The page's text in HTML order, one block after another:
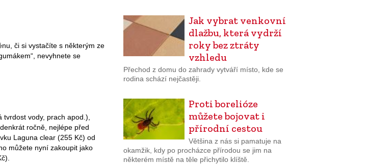
či si vystačíte s některým ze
nevyhnete se
vody, prach apod.),
ročně, nejlépe před
Laguna clear (255 Kč) od
můžete nyní zakoupit jako
Jak vybrat venkovní
dlažbu, která vydrží
roky bez ztráty
vzhledu
Přechod z domu do zahrady vytváří místo, kde se
rodina schází nejčastěji.
Proti borelióze
můžete bojovat i
přírodní cestou
Většina z nás si pamatuje na
okamžik, kdy po procházce přírodou se jim na
některém místě na těle přichytilo klíště.